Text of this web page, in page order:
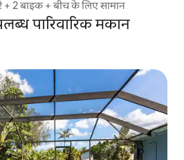
+ 2 बाइक + बीच के लिए सामान
पारिवारिक मकान